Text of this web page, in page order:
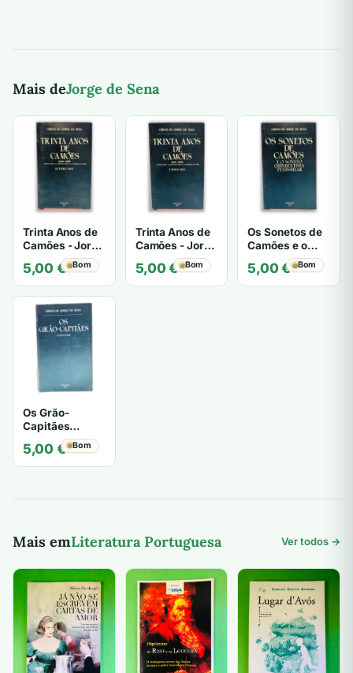
Mais deJorge de Sena
Trinta Anos de
Camões - Jorge
de Sena
5,00 € Bom
Trinta Anos de
Camões - Jorge
de Sena
5,00€ Bom
Os Sonetos de
Camões e o
Quinhentista
Peninsular -
5,00€ Bom
Os Grão-
Capitães
(Contos) -
Jorge de Sena
5,00 € Bom
Mais emLiteratura Portuguesa Ver todos →